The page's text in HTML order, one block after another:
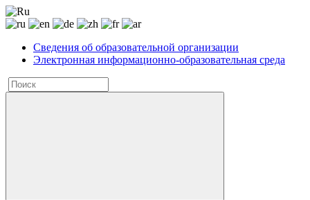
Сведения об образовательной организации
Электронная информационно-образовательная среда